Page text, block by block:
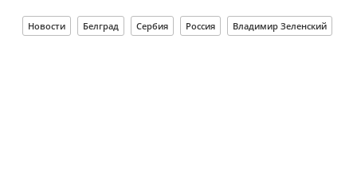
Новости Белград Сербия Россия Владимир Зеленский